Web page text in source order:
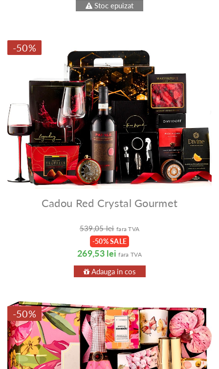
Stoc epuizat
-50%
Cadou Red Crystal Gourmet
539,05 lei fara TVA
-50% SALE
269,53 lei fara TVA
Adauga in cos
-50%